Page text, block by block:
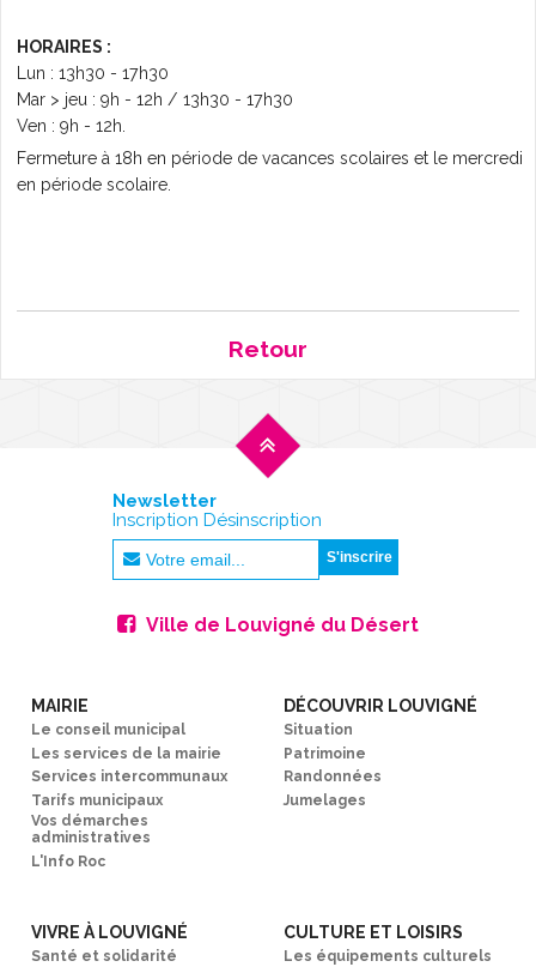
HORAIRES :
Lun : 13h30 - 17h30
Mar > jeu : 9h - 12h / 13h30 - 17h30
Ven : 9h - 12h.
Fermeture à 18h en période de vacances scolaires et le mercredi
en période scolaire.
Retour
Newsletter
Inscription Désinscription
Ville de Louvigné du Désert
MAIRIE
Le conseil municipal
Les services de la mairie
Services intercommunaux
Tarifs municipaux
Vos démarches
administratives
L'Info Roc
DÉCOUVRIR LOUVIGNÉ
Situation
Patrimoine
Randonnées
Jumelages
VIVRE À LOUVIGNÉ
Santé et solidarité
CULTURE ET LOISIRS
Les équipements culturels